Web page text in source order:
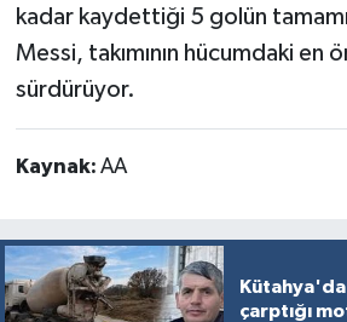
kadar kaydettiği 5 golün
Messi, takımının hücumdaki en
sürdürüyor.
Kaynak: AA
çarptığı